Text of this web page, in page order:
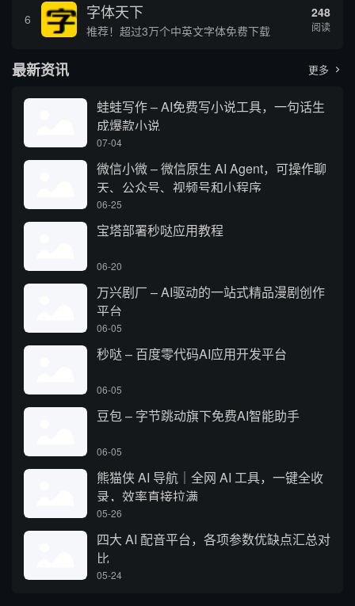
6 字体天下
推荐！超过3万个中英文字体免费下载
248
阅读
最新资讯 更多 
蛙蛙写作 – AI免费写小说工具，一句话生
成爆款小说
07-04
微信小微 – 微信原生 AI Agent，可操作聊
天、公众号、视频号和小程序
06-25
宝塔部署秒哒应用教程
06-20
万兴剧厂 – AI驱动的一站式精品漫剧创作
平台
06-05
秒哒 – 百度零代码AI应用开发平台
06-05
豆包 – 字节跳动旗下免费AI智能助手
06-05
熊猫侠 AI 导航｜全网 AI 工具，一键全收
录，效率直接拉满
05-26
四大 AI 配音平台，各项参数优缺点汇总对
比
05-24